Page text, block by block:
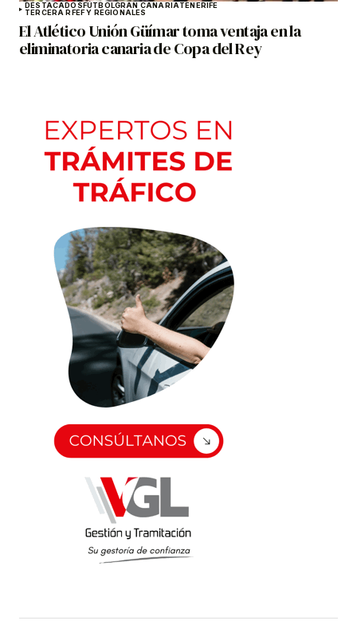
DESTACADOSFÚTBOLGRAN CANARIATENERIFE
TERCERA RFEF Y REGIONALES
El Atlético Unión Güímar toma ventaja en la
eliminatoria canaria de Copa del Rey